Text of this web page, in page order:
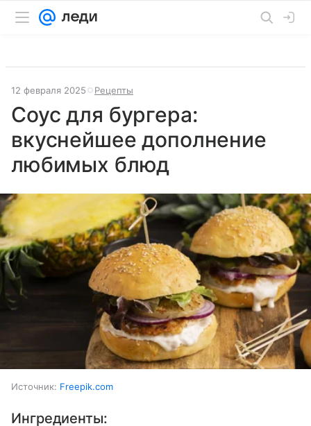
12 февраля 2025 Рецепты
Соус для бургера:
вкуснейшее дополнение
любимых блюд
Источник: Freepik.com
Ингредиенты: